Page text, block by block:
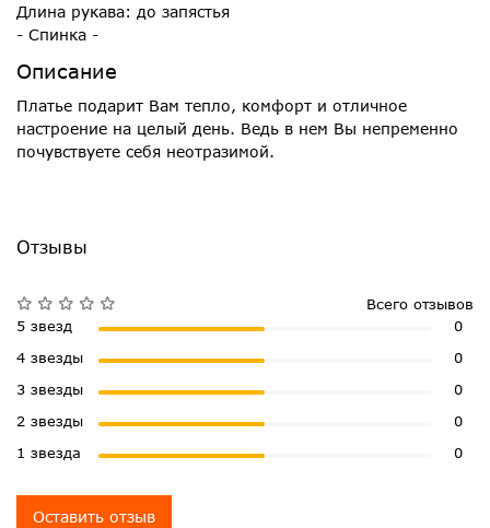
Длина рукава: до запястья
- Спинка -
Описание
Платье подарит Вам тепло, комфорт и отличное
настроение на целый день. Ведь в нем Вы непременно
почувствуете себя неотразимой.
Отзывы
Всего отзывов
5 звезд
0
4 звезды
0
3 звезды
0
2 звезды
0
1 звезда
0
Оставить отзыв